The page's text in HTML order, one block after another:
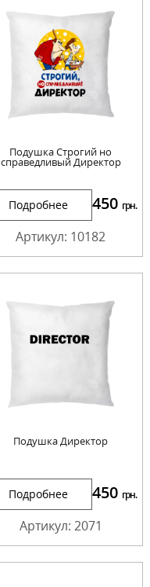
Подушка Строгий но
справедливый Директор
Подробнее 450 грн.
Артикул: 10182
Подушка Директор
Подробнее 450 грн.
Артикул: 2071